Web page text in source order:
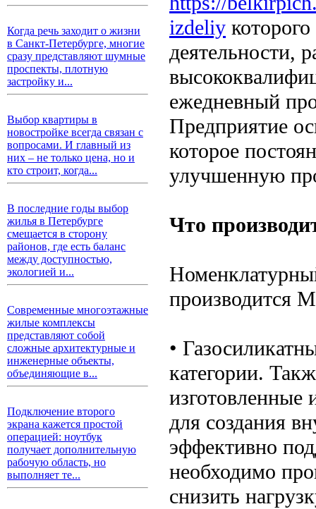
Когда речь заходит о жизни
в Санкт-Петербурге, многие
сразу представляют шумные
проспекты, плотную
застройку и...
Выбор квартиры в
новостройке всегда связан с
вопросами. И главный из
них – не только цена, но и
кто строит, когда...
В последние годы выбор
жилья в Петербурге
смещается в сторону
районов, где есть баланс
между доступностью,
экологией и...
Современные многоэтажные
жилые комплексы
представляют собой
сложные архитектурные и
инженерные объекты,
объединяющие в...
Подключение второго
экрана кажется простой
операцией: ноутбук
получает дополнительную
рабочую область, но
выполняет те...
izdeliy
деятельности,
ежедневный
Предприятие
которое
улучшенную
Что
производится
•
категории.
изготовленные
для создания
эффективно
необходимо
снизить